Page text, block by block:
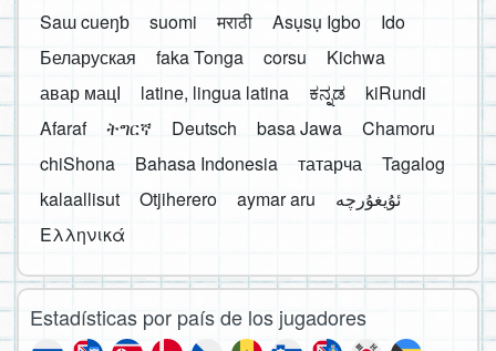
Saɯ cueŋƅ
suomi मराठी Asụsụ Igbo
Ido
Беларуская
faka Tonga corsu
Kichwa
авар мацӀ
latine, lingua latina ಕನ್ನಡ
kiRundi
Afaraf
ትግርኛ Deutsch basa Jawa
Chamoru
chiShona
Bahasa Indonesia татарча
Tagalog
kalaallisut
Otjiherero aymar aru
Ελληνικά
Estadísticas por país de los jugadores